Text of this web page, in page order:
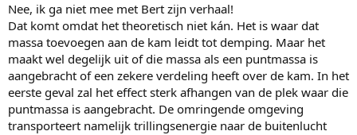
Nee, ik ga niet mee met Bert zijn verhaal!
Dat komt omdat het theoretisch niet kán. Het is waar dat
massa toevoegen aan de kam leidt tot demping. Maar het
maakt wel degelijk uit of die massa als een puntmassa is
aangebracht of een zekere verdeling heeft over de kam. In het
eerste geval zal het effect sterk afhangen van de plek waar die
puntmassa is aangebracht. De omringende omgeving
transporteert namelijk trillingsenergie naar de buitenlucht